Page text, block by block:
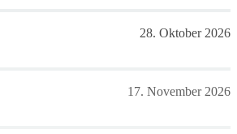
28. Oktober 2026
17. November 2026